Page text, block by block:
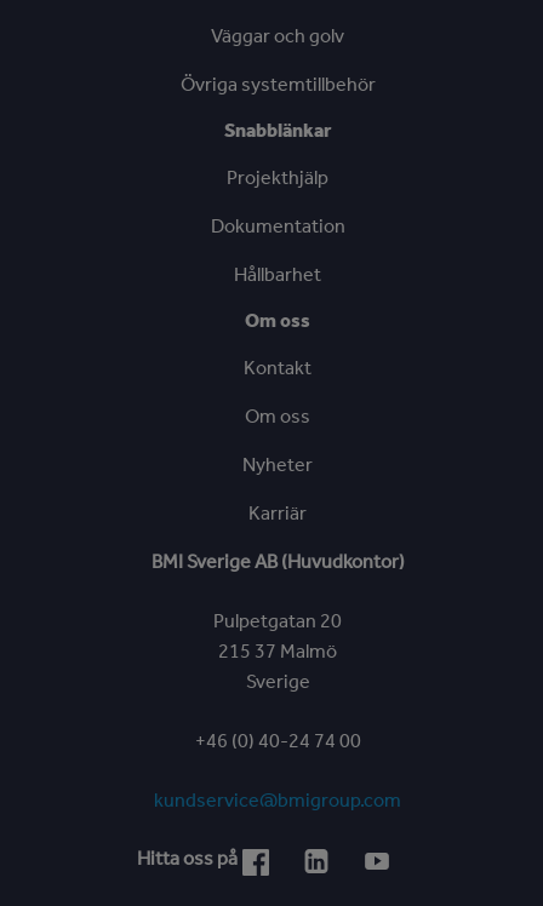
Väggar och golv
Övriga systemtillbehör
Snabblänkar
Projekthjälp
Dokumentation
Hållbarhet
Om oss
Kontakt
Om oss
Nyheter
Karriär
BMI Sverige AB (Huvudkontor)
Pulpetgatan 20
215 37 Malmö
Sverige
+46 (0) 40-24 74 00
kundservice@bmigroup.com
Hitta oss på